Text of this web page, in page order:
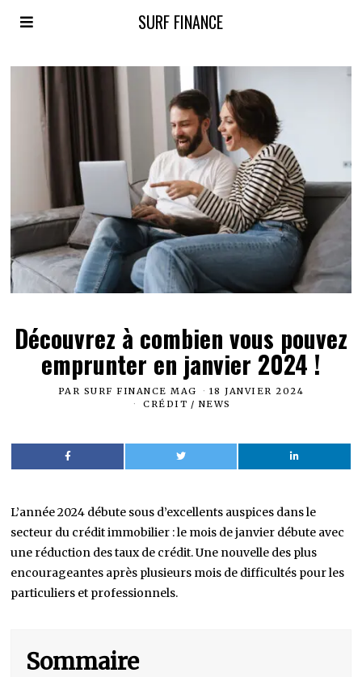
SURF FINANCE
Découvrez à combien vous pouvez
emprunter en janvier 2024 !
PAR SURF FINANCE MAG
18 JANVIER 2024
CRÉDIT / NEWS
L’année 2024 débute sous d’excellents auspices dans le
secteur du crédit immobilier : le mois de janvier débute avec
une réduction des taux de crédit. Une nouvelle des plus
encourageantes après plusieurs mois de difficultés pour les
particuliers et professionnels.
Sommaire